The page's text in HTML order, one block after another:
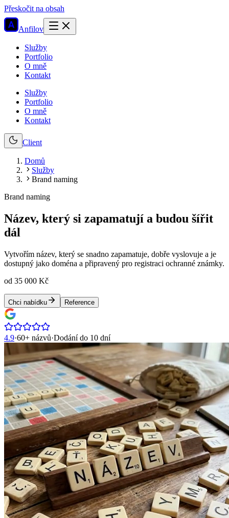
Přeskočit na obsah
Anfilov
Služby
Portfolio
O mně
Kontakt
Služby
Portfolio
O mně
Kontakt
Client
Domů
Služby
Brand naming
Brand naming
Název, který si zapamatují a budou šířit
dál
Vytvořím název, který se snadno zapamatuje, dobře vyslovuje a je
dostupný jako doména a připravený pro registraci ochranné známky.
od 35 000 Kč
Chci nabídku Reference
4.9·60+ názvů·Dodání do 10 dní